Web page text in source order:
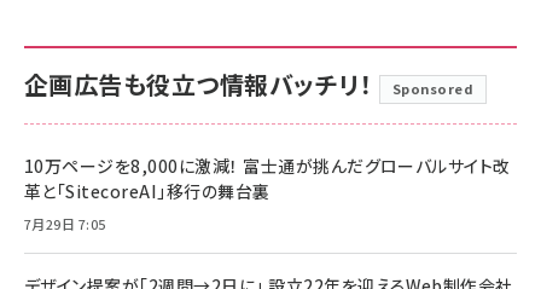
企画広告も役立つ情報バッチリ！ Sponsored
10万ページを8,000に激減！ 富士通が挑んだグローバルサイト改
革と「SitecoreAI」移行の舞台裏
7月29日 7:05